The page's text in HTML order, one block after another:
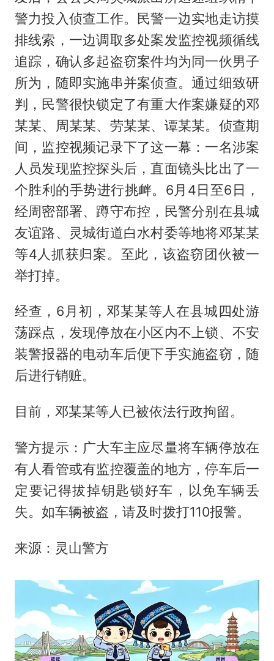
警力投入侦查工作。民警一边实地走访摸
排线索，一边调取多处案发监控视频循线
追踪，确认多起盗窃案件均为同一伙男子
所为，随即实施串并案侦查。通过细致研
判，民警很快锁定了有重大作案嫌疑的邓
某某、周某某、劳某某、谭某某。侦查期
间，监控视频记录下了这一幕：一名涉案
人员发现监控探头后，直面镜头比出了一
个胜利的手势进行挑衅。6月4日至6日，
经周密部署、蹲守布控，民警分别在县城
友谊路、灵城街道白水村委等地将邓某某
等4人抓获归案。至此，该盗窃团伙被一
举打掉。
经查，6月初，邓某某等人在县城四处游
荡踩点，发现停放在小区内不上锁、不安
装警报器的电动车后便下手实施盗窃，随
后进行销赃。
目前，邓某某等人已被依法行政拘留。
警方提示：广大车主应尽量将车辆停放在
有人看管或有监控覆盖的地方，停车后一
定要记得拔掉钥匙锁好车，以免车辆丢
失。如车辆被盗，请及时拨打110报警。
来源：灵山警方